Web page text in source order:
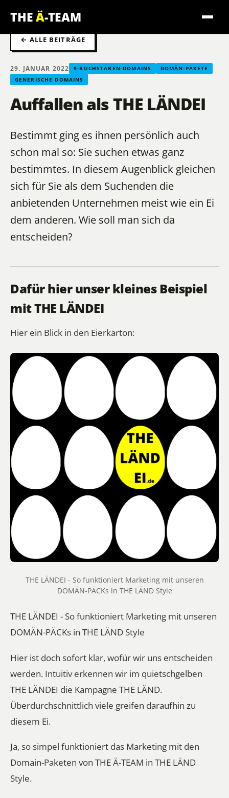
THEÄ-TEAM
← ALLE BEITRÄGE
29. JANUAR 2022 9-BUCHSTABEN-DOMAINS
DOMÄN-PAKETE
GENERISCHE DOMAINS
Auffallen als THE LÄNDEI
Bestimmt ging es ihnen persönlich auch
schon mal so: Sie suchen etwas ganz
bestimmtes. In diesem Augenblick gleichen
sich für Sie als dem Suchenden die
anbietenden Unternehmen meist wie ein Ei
dem anderen. Wie soll man sich da
entscheiden?
Dafür hier unser kleines Beispiel
mit THE LÄNDEI
Hier ein Blick in den Eierkarton:
THE LÄNDEI - So funktioniert Marketing mit unseren
DOMÄN-PÄCKs in THE LÄND Style
THE LÄNDEI - So funktioniert Marketing mit unseren
DOMÄN-PÄCKs in THE LÄND Style
Hier ist doch sofort klar, wofür wir uns entscheiden
werden. Intuitiv erkennen wir im quietschgelben
THE LÄNDEI die Kampagne THE LÄND.
Überdurchschnittlich viele greifen daraufhin zu
diesem Ei.
Ja, so simpel funktioniert das Marketing mit den
Domain-Paketen von THE Ä-TEAM in THE LÄND
Style.